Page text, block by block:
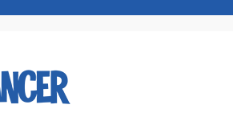
w
t
t
i
k
e
a